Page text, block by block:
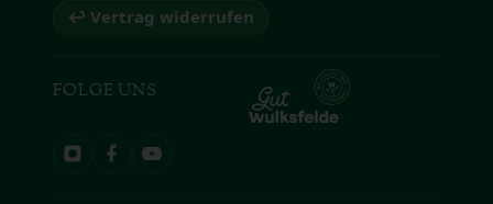
↩ Vertrag widerrufen
FOLGE UNS